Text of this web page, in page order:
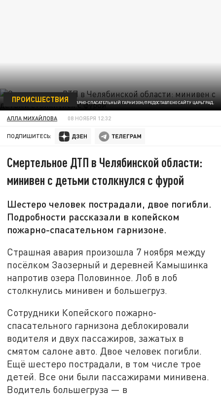
ФОТО: КОПЕЙСКИЙ ПОЖАРНО-СПАСАТЕЛЬНЫЙ ГАРНИЗОН/ПРЕДОСТАВЛЕНО САЙТУ ЦАРЬГРАД.
ПРОИСШЕСТВИЯ
АЛЛА МИХАЙЛОВА 08 НОЯБРЯ 12:32
ПОДПИШИТЕСЬ:
Смертельное ДТП в Челябинской области:
минивен с детьми столкнулся с фурой
Шестеро человек пострадали, двое погибли.
Подробности рассказали в копейском
пожарно-спасательном гарнизоне.
Страшная авария произошла 7 ноября между
посёлком Заозерный и деревней Камышинка
напротив озера Половинное. Лоб в лоб
столкнулись минивен и большегруз.
Сотрудники Копейского пожарно-
спасательного гарнизона деблокировали
водителя и двух пассажиров, зажатых в
смятом салоне авто. Двое человек погибли.
Ещё шестеро пострадали, в том числе трое
детей. Все они были пассажирами минивена.
Водитель большегруза — в